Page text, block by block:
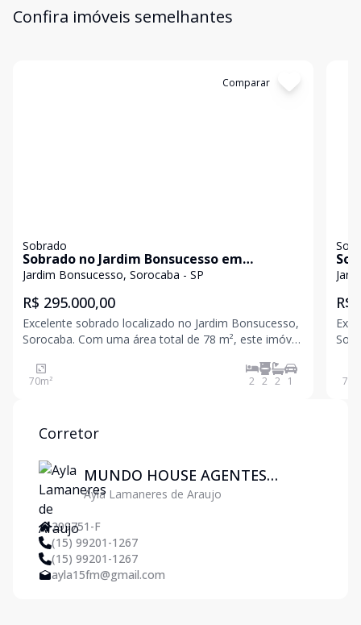
Confira imóveis semelhantes
Comparar
Sobrado
Sobrado no Jardim Bonsucesso em
Sorocaba
Jardim Bonsucesso, Sorocaba - SP
R$ 295.000,00
Excelente sobrado localizado no Jardim Bonsucesso,
Sorocaba. Com uma área total de 78 m², este imóvel
família. A propriedade ainda dispõe de 1 vaga de
garagem. Não perca a oportunidade de adquirir seu
70m² 2 2 2 1
R$
70
Corretor
MUNDO HOUSE AGENTES
IMOBILIÁRIOS
Ayla Lamaneres de Araujo
299751-F
(15) 99201-1267
(15) 99201-1267
ayla15fm@gmail.com